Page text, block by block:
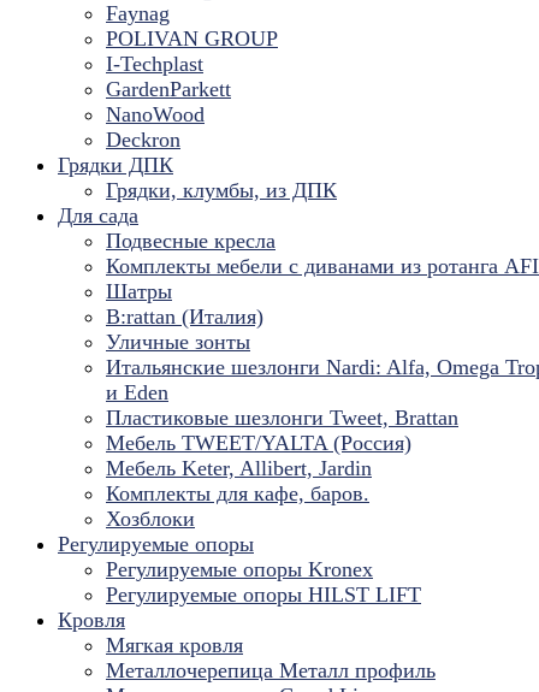
Faynag
POLIVAN GROUP
I-Techplast
GardenParkett
NanoWood
Deckron
Грядки ДПК
Грядки, клумбы, из ДПК
Для сада
Подвесные кресла
Комплекты мебели с диванами из ротанга
Шатры
B:rattan (Италия)
Уличные зонты
Итальянские шезлонги Nardi: Alfa, Omega
и Eden
Пластиковые шезлонги Tweet, Brattan
Мебель TWEET/YALTA (Россия)
Мебель Keter, Allibert, Jardin
Комплекты для кафе, баров.
Хозблоки
Регулируемые опоры
Регулируемые опоры Kronex
Регулируемые опоры HILST LIFT
Кровля
Мягкая кровля
Металлочерепица Металл профиль